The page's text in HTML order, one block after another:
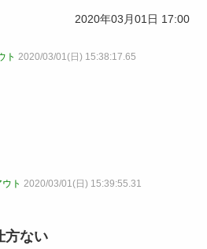
2020年03月01日 17:00
ト 2020/03/01(日) 15:38:17.65
ト 2020/03/01(日) 15:39:55.31
方ない